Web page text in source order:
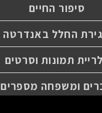
סיפור החיים
החלל באנדרטה
תמונות וסרטים
ומשפחה מספרים